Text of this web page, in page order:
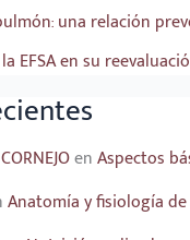
una relación
EFSA en su
enAspectos
Anatomía y fisiología